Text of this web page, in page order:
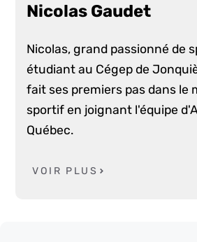
Nicolas Gaudet
Nicolas, grand passionné de
étudiant au Cégep de
fait ses premiers pas dans le
sportif en joignant l'équipe
Québec.
VOIR PLUS